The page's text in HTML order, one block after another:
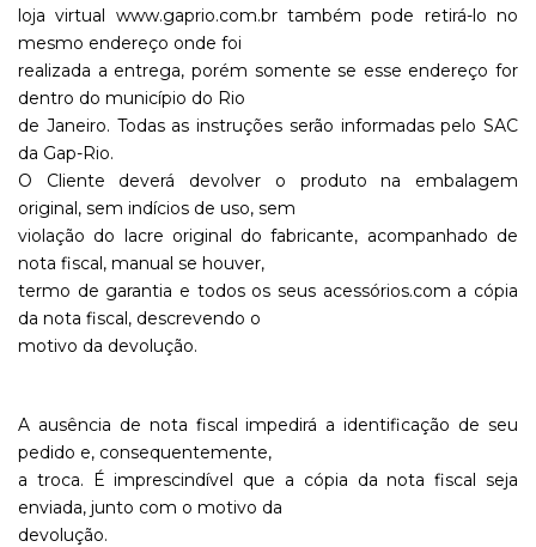
loja virtual www.gaprio.com.br também pode retirá-lo no
mesmo endereço onde foi
realizada a entrega, porém somente se esse endereço for
dentro do município do Rio
de Janeiro. Todas as instruções serão informadas pelo SAC
da Gap-Rio.
O Cliente deverá devolver o produto na embalagem
original, sem indícios de uso, sem
violação do lacre original do fabricante, acompanhado de
nota fiscal, manual se houver,
termo de garantia e todos os seus acessórios.com a cópia
da nota fiscal, descrevendo o
motivo da devolução.
A ausência de nota fiscal impedirá a identificação de seu
pedido e, consequentemente,
a troca. É imprescindível que a cópia da nota fiscal seja
enviada, junto com o motivo da
devolução.